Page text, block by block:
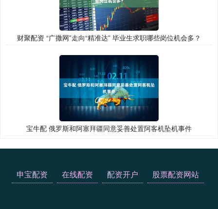
财聚配资 “广撒网”走向“精准达” 毕业生求职哪些岗位机会多？
宝牛配 俄罗斯和阿塞拜疆同意妥善处置阿客机坠机事件
申宝配资 在线配资 配资开户 股票配资网站